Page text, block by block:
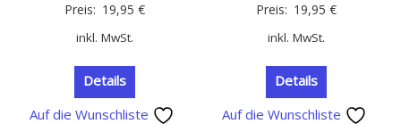
Preis: 19,95 €
inkl. MwSt.
Details
Auf die Wunschliste
Preis: 19,95€
inkl. MwSt.
Details
Auf die Wunschliste